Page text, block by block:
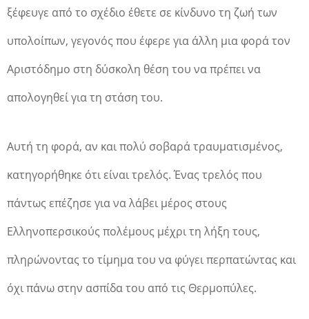
ξέφευγε από το σχέδιο έθετε σε κίνδυνο τη ζωή των
υπολοίπων, γεγονός που έφερε για άλλη μια φορά τον
Αριστόδημο στη δύσκολη θέση του να πρέπει να
απολογηθεί για τη στάση του.
Αυτή τη φορά, αν και πολύ σοβαρά τραυματισμένος,
κατηγορήθηκε ότι είναι τρελός. Ένας τρελός που
πάντως επέζησε για να λάβει μέρος στους
Ελληνοπερσικούς πολέμους μέχρι τη λήξη τους,
πληρώνοντας το τίμημα του να φύγει περπατώντας και
όχι πάνω στην ασπίδα του από τις Θερμοπύλες.